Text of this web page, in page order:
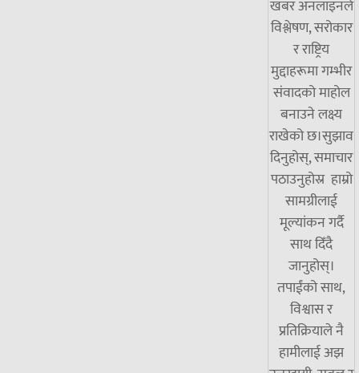
खबर अनलाइनले
विश्लेषण, सरोकार
र राष्ट्रिय
मुद्दाहरूमा गम्भीर
संवादको माहोल
बनाउने लक्ष्य
राखेको छ।सुझाव
दिनुहोस्, समाचार
पठाउनुहोस्र हाम्रो
सामग्रीलाई
मूल्यांकन गर्दै
साथ दिँदै
जानुहोस्।
तपाईंको साथ,
विश्वास र
प्रतिक्रियाले नै
हामीलाई अझ